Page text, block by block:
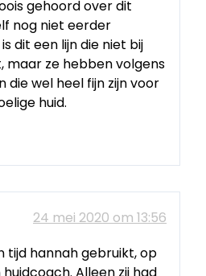
gehoord over dit
nog niet eerder
dit een lijn die niet bij
maar ze hebben volgens
die wel heel fijn zijn voor
huid.
24 mei 2020 om 13:56
tijd hannah gebruikt, op
Alleen zij had